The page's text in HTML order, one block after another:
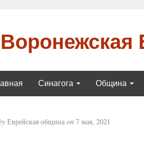
Воронежская
Синагога Община
Еврейская община on7 мая, 2021